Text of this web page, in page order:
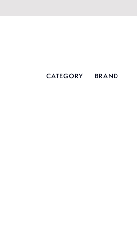
CATEGORY BRAND